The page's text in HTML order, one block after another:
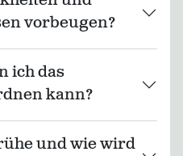
vorbeugen?
ich das
kann?
und wie wird